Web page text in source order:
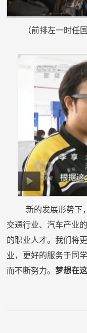
（前排左一时任
新的发展形势下
交通行业、汽车产业
的职业人才。我们将
业，更好的服务于同
而不断努力。梦想在